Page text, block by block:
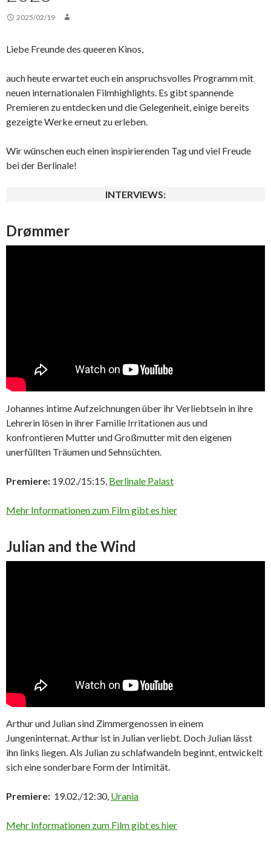
2025/02/19
Liebe Freunde des queeren Kinos,
auch heute erwartet euch ein anspruchsvolles Programm mit
neuen internationalen Filmhighlights. Es gibt spannende
Premieren zu entdecken und die Gelegenheit, einige bereits
gezeigte Werke erneut zu erleben.
Wir wünschen euch einen inspirierenden Tag und viel Freude
bei der Berlinale!
INTERVIEWS:
Drømmer
Johannes intime Aufzeichnungen über ihr Verliebtsein in ihre
Lehrerin lösen in ihrer Familie Irritationen aus und
konfrontieren Mutter und Großmutter mit den eigenen
unerfüllten Träumen und Sehnsüchten.
Premiere: 19.02./15:15, Berlinale Palast
Mehr Informationen zum Film gibt es hier
Julian and the Wind
Arthur und Julian sind Zimmergenossen in einem
Jungeninternat. Arthur ist in Julian verliebt. Doch Julian lässt
ihn links liegen. Als Julian zu schlafwandeln beginnt, entwickelt
sich eine sonderbare Form der Intimität.
Premiere: 19.02./12:30, Urania
Mehr Informationen zum Film gibt es hier